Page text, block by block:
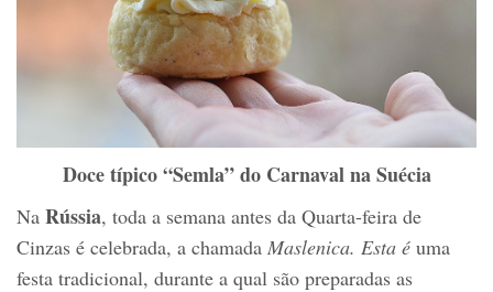
Doce típico “Semla” do Carnaval na Suécia
Na Rússia, toda a semana antes da Quarta-feira de
Cinzas é celebrada, a chamada Maslenica. Esta é uma
festa tradicional, durante a qual são preparadas as